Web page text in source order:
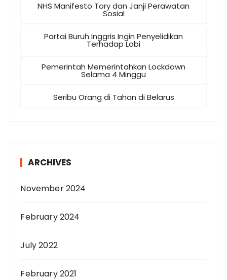
NHS Manifesto Tory dan Janji Perawatan
Sosial
Partai Buruh Inggris Ingin Penyelidikan
Terhadap Lobi
Pemerintah Memerintahkan Lockdown
Selama 4 Minggu
Seribu Orang di Tahan di Belarus
ARCHIVES
November 2024
February 2024
July 2022
February 2021